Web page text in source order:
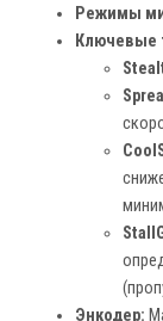
Режимы
Ключевые
Энкодер: